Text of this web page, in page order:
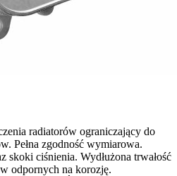
radiatorów ograniczający do
Pełna zgodność wymiarowa.
skoki ciśnienia. Wydłużona trwałość
odpornych na korozję.